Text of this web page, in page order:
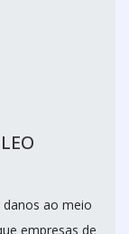
ao meio
empresas de